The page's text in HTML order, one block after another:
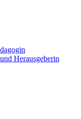
Herausgeberin